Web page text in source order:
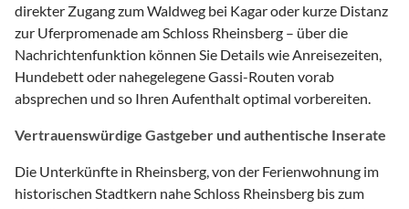
direkter Zugang zum Waldweg bei Kagar oder kurze Distanz
zur Uferpromenade am Schloss Rheinsberg – über die
Nachrichtenfunktion können Sie Details wie Anreisezeiten,
Hundebett oder nahegelegene Gassi-Routen vorab
absprechen und so Ihren Aufenthalt optimal vorbereiten.
Vertrauenswürdige Gastgeber und authentische Inserate
Die Unterkünfte in Rheinsberg, von der Ferienwohnung im
historischen Stadtkern nahe Schloss Rheinsberg bis zum